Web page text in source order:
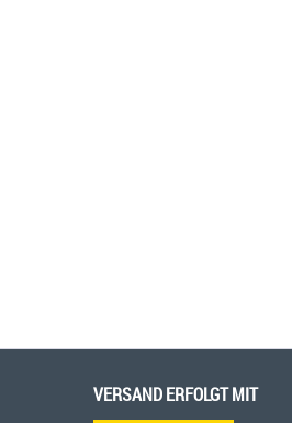
VERSAND ERFOLGT MIT